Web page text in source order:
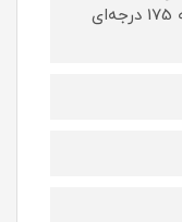
نمایشگر دارای سطح خمیده با زاویه 175 درجه‌ای